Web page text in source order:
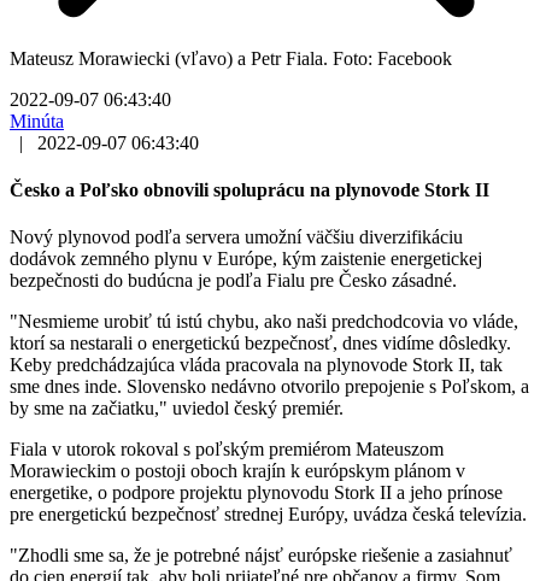
Mateusz Morawiecki (vľavo) a Petr Fiala. Foto: Facebook
2022-09-07 06:43:40
Minúta
|
2022-09-07 06:43:40
Česko a Poľsko obnovili spoluprácu na plynovode Stork II
Nový plynovod podľa servera umožní väčšiu diverzifikáciu
dodávok zemného plynu v Európe, kým zaistenie energetickej
bezpečnosti do budúcna je podľa Fialu pre Česko zásadné.
"Nesmieme urobiť tú istú chybu, ako naši predchodcovia vo vláde,
ktorí sa nestarali o energetickú bezpečnosť, dnes vidíme dôsledky.
Keby predchádzajúca vláda pracovala na plynovode Stork II, tak
sme dnes inde. Slovensko nedávno otvorilo prepojenie s Poľskom, a
by sme na začiatku," uviedol český premiér.
Fiala v utorok rokoval s poľským premiérom Mateuszom
Morawieckim o postoji oboch krajín k európskym plánom v
energetike, o podpore projektu plynovodu Stork II a jeho prínose
pre energetickú bezpečnosť strednej Európy, uvádza česká televízia.
"Zhodli sme sa, že je potrebné nájsť európske riešenie a zasiahnuť